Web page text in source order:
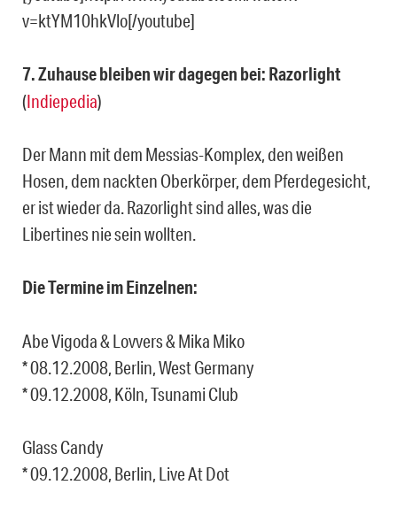
v=ktYM10hkVlo[/youtube]
7. Zuhause bleiben wir dagegen bei: Razorlight
(Indiepedia)
Der Mann mit dem Messias-Komplex, den weißen
Hosen, dem nackten Oberkörper, dem Pferdegesicht,
er ist wieder da. Razorlight sind alles, was die
Libertines nie sein wollten.
Die Termine im Einzelnen:
Abe Vigoda & Lovvers & Mika Miko
* 08.12.2008, Berlin, West Germany
* 09.12.2008, Köln, Tsunami Club
Glass Candy
* 09.12.2008, Berlin, Live At Dot